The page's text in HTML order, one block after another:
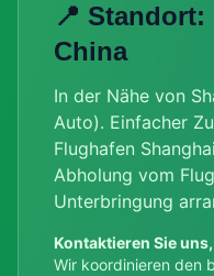
📍
China
In der Nähe von
Auto). Einfacher
Flughafen
Abholung vom
Unterbringung
Kontaktieren Sie
Wir koordinieren den